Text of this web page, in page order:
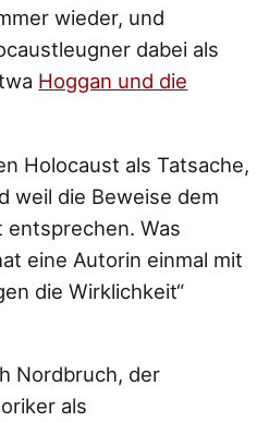
wieder, und
dabei als
Hoggan und die
Holocaust als Tatsache,
weil die Beweise dem
Was
eine Autorin einmal mit
die Wirklichkeit“
Nordbruch, der
als